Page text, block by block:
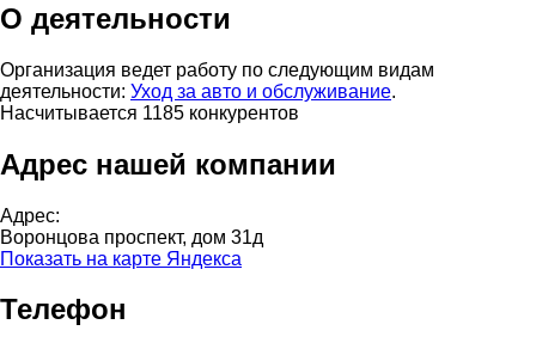
О деятельности
Организация ведет работу по следующим видам
деятельности: Уход за авто и обслуживание.
Насчитывается 1185 конкурентов
Адрес нашей компании
Адрес:
Воронцова проспект, дом 31д
Показать на карте Яндекса
Телефон